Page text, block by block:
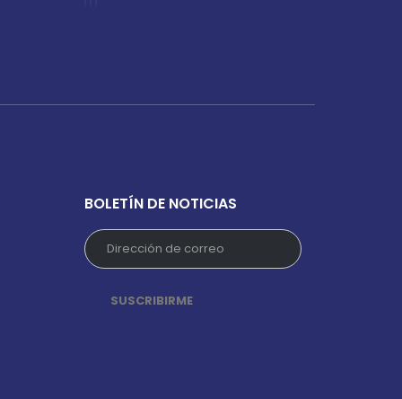
BOLETÍN DE NOTICIAS